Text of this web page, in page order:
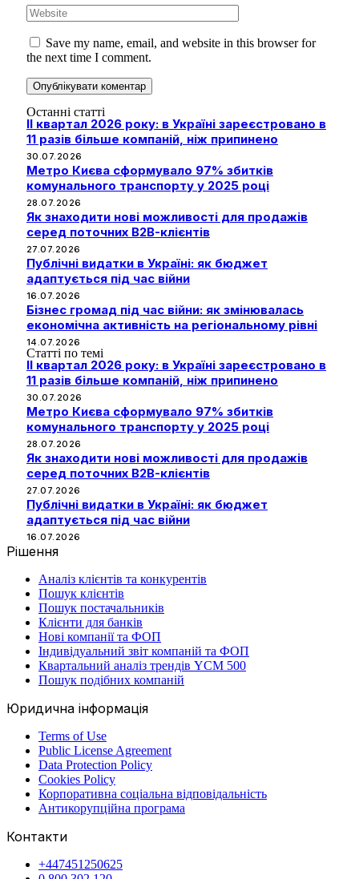
Save my name, email, and website in this browser for
the next time I comment.
Останні статті
II квартал 2026 року: в Україні зареєстровано в
11 разів більше компаній, ніж припинено
30.07.2026
Метро Києва сформувало 97% збитків
комунального транспорту у 2025 році
28.07.2026
Як знаходити нові можливості для продажів
серед поточних B2B-клієнтів
27.07.2026
Публічні видатки в Україні: як бюджет
адаптується під час війни
16.07.2026
Бізнес громад під час війни: як змінювалась
економічна активність на регіональному рівні
14.07.2026
Статті по темі
II квартал 2026 року: в Україні зареєстровано в
11 разів більше компаній, ніж припинено
30.07.2026
Метро Києва сформувало 97% збитків
комунального транспорту у 2025 році
28.07.2026
Як знаходити нові можливості для продажів
серед поточних B2B-клієнтів
27.07.2026
Публічні видатки в Україні: як бюджет
адаптується під час війни
16.07.2026
Рішення
Аналіз клієнтів та конкурентів
Пошук клієнтів
Пошук постачальників
Клієнти для банків
Нові компанії та ФОП
Індивідуальний звіт компаній та ФОП
Квартальний аналіз трендів YCM 500
Пошук подібних компаній
Юридична інформація
Terms of Use
Public License Agreement
Data Protection Policy
Cookies Policy
Корпоративна соціальна відповідальність
Антикорупційна програма
Контакти
+447451250625